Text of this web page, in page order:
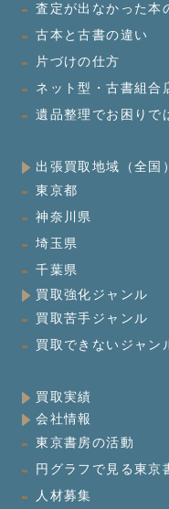
査定が出なかった本
古本と古書の違い
片づけの仕方
ネット型・古書組合
遺品整理でお困りで
出張買取地域（全国）
東京都
神奈川県
埼玉県
千葉県
買取強化ジャンル
買取苦手ジャンル
買取できないジャン
買取実績
会社情報
東京書房の活動
円グラフで見る東京
人材募集